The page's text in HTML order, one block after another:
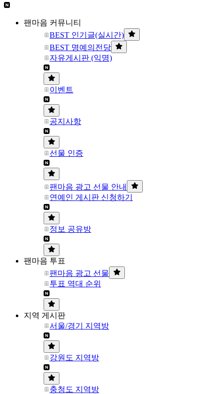
팬마음 커뮤니티
BEST 인기글(실시간)
BEST 명예의전당
자유게시판 (익명)
이벤트
공지사항
선물 인증
팬마음 광고 선물 안내
연예인 게시판 신청하기
정보 공유방
팬마음 투표
팬마음 광고 선물
투표 역대 순위
지역 게시판
서울/경기 지역방
강원도 지역방
충청도 지역방